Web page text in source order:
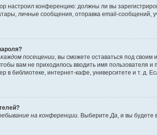
настроил конференцию: должны ли вы
личные сообщения, отправка email-сообщений,
посещении , вы сможете оставаться под
вам не приходилось вводить имя
библиотеке, интернет-кафе, университете и т. д.
на конференции . Выберите Да , и вы